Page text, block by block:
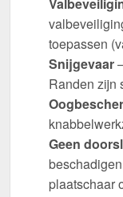
toepassen
Snijgevaar
Randen zijn
Geen
plaatschaar